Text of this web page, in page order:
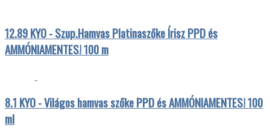
12.89 KYO - Szup.Hamvas Platinaszőke Írisz PPD és
AMMÓNIAMENTES! 100 m
8.1 KYO - Világos hamvas szőke PPD és AMMÓNIAMENTES! 100
ml